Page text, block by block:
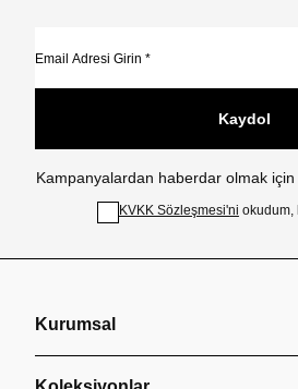
Kaydol
Kampanyalardan haberdar olmak
KVKK Sözleşmesi'ni okudum,
Kurumsal